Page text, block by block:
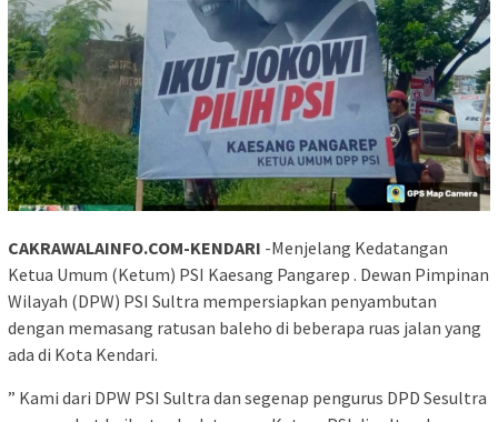
CAKRAWALAINFO.COM-KENDARI -Menjelang Kedatangan
Ketua Umum (Ketum) PSI Kaesang Pangarep . Dewan Pimpinan
Wilayah (DPW) PSI Sultra mempersiapkan penyambutan
dengan memasang ratusan baleho di beberapa ruas jalan yang
ada di Kota Kendari.
” Kami dari DPW PSI Sultra dan segenap pengurus DPD Sesultra